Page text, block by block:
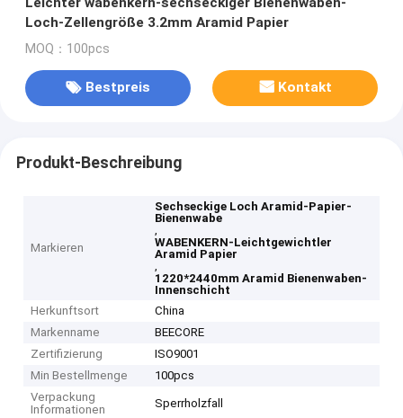
Loch-Zellengröße 3.2mm Aramid Papier
MOQ：100pcs
Bestpreis Kontakt
Produkt-Beschreibung
Markieren
Sechseckige Loch Aramid-Papier-
Bienenwabe
,
WABENKERN-Leichtgewichtler
Aramid Papier
,
1220*2440mm Aramid Bienenwaben-
Innenschicht
Herkunftsort
China
Markenname
BEECORE
Zertifizierung
ISO9001
Min Bestellmenge
100pcs
Verpackung
Informationen
Sperrholzfall